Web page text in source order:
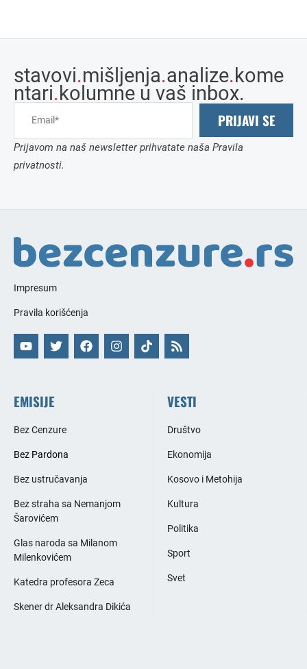
stavovi.mišljenja.analize.kome
ntari.kolumne u vaš inbox.
PRIJAVI SE
Prijavom na naš newsletter prihvatate naša Pravila
privatnosti.
Impresum
Pravila korišćenja
EMISIJE
Bez Cenzure
Bez Pardona
Bez ustručavanja
Bez straha sa Nemanjom
Šarovićem
Glas naroda sa Milanom
Milenkovićem
Katedra profesora Zeca
Skener dr Aleksandra Dikića
VESTI
Društvo
Ekonomija
Kosovo i Metohija
Kultura
Politika
Sport
Svet